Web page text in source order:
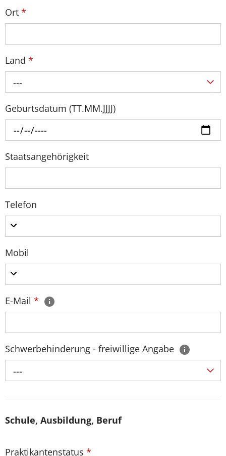
Ort *
Land *
---
Geburtsdatum (TT.MM.JJJJ)
Staatsangehörigkeit
Telefon
Mobil
E-Mail *
Schwerbehinderung - freiwillige Angabe
---
Schule, Ausbildung, Beruf
Praktikantenstatus *